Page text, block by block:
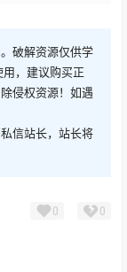
破解资源仅供学
，建议购买正
侵权资源！如遇
信站长，站长将
0 0